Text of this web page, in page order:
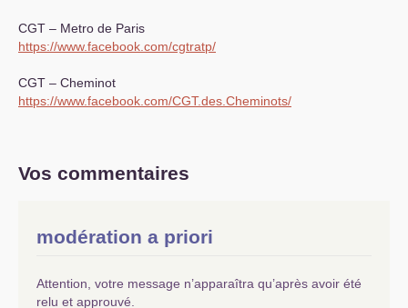
CGT – Metro de Paris
https://www.facebook.com/cgtratp/
CGT – Cheminot
https://www.facebook.com/CGT.des.Cheminots/
Vos commentaires
modération a priori
Attention, votre message n’apparaîtra qu’après avoir été
relu et approuvé.